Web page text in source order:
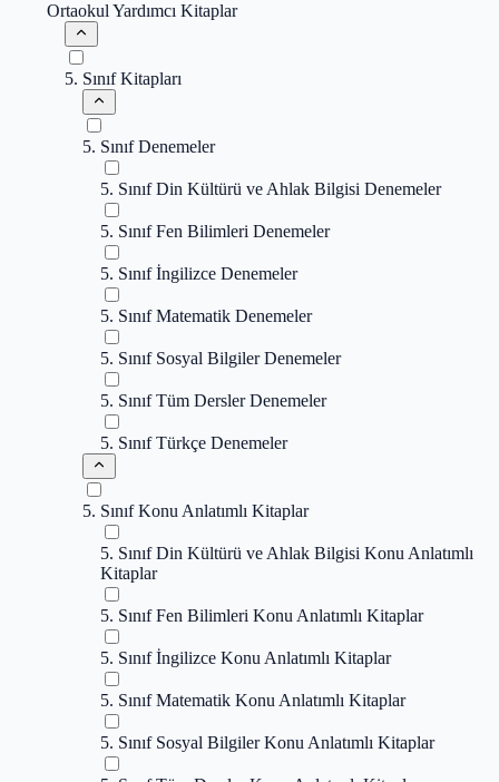
Ortaokul Yardımcı Kitaplar
5. Sınıf Kitapları
5. Sınıf Denemeler
5. Sınıf Din Kültürü ve Ahlak Bilgisi Denemeler
5. Sınıf Fen Bilimleri Denemeler
5. Sınıf İngilizce Denemeler
5. Sınıf Matematik Denemeler
5. Sınıf Sosyal Bilgiler Denemeler
5. Sınıf Tüm Dersler Denemeler
5. Sınıf Türkçe Denemeler
5. Sınıf Konu Anlatımlı Kitaplar
5. Sınıf Din Kültürü ve Ahlak Bilgisi Konu Anlatımlı
Kitaplar
5. Sınıf Fen Bilimleri Konu Anlatımlı Kitaplar
5. Sınıf İngilizce Konu Anlatımlı Kitaplar
5. Sınıf Matematik Konu Anlatımlı Kitaplar
5. Sınıf Sosyal Bilgiler Konu Anlatımlı Kitaplar